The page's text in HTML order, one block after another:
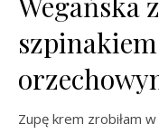
Zupę krem zrobiłam